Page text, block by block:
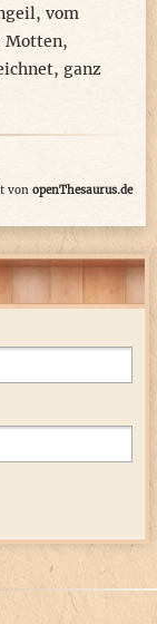
, vom
Motten,
, ganz
von openThesaurus.de